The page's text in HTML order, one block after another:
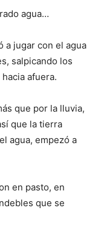
agua…
a jugar con el agua
salpicando los
afuera.
que por la lluvia,
que la tierra
agua, empezó a
en pasto, en
que se